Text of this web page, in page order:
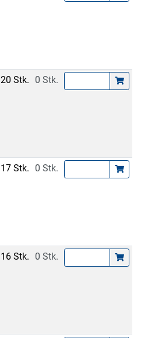
20 Stk. 0 Stk.
17 Stk. 0 Stk.
16 Stk. 0 Stk.